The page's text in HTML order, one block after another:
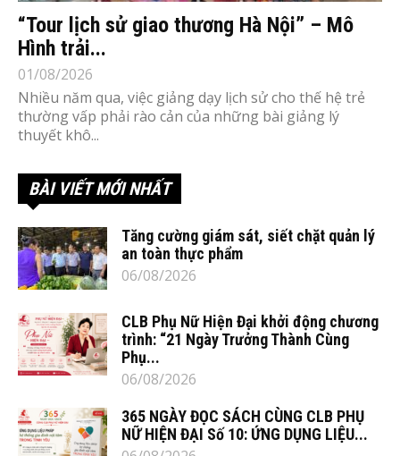
“Tour lịch sử giao thương Hà Nội” – Mô
Hình trải...
01/08/2026
Nhiều năm qua, việc giảng dạy lịch sử cho thế hệ trẻ
thường vấp phải rào cản của những bài giảng lý
thuyết khô...
BÀI VIẾT MỚI NHẤT
Tăng cường giám sát, siết chặt quản lý
an toàn thực phẩm
06/08/2026
CLB Phụ Nữ Hiện Đại khởi động chương
trình: “21 Ngày Trưởng Thành Cùng
Phụ...
06/08/2026
365 NGÀY ĐỌC SÁCH CÙNG CLB PHỤ
NỮ HIỆN ĐẠI Số 10: ỨNG DỤNG LIỆU...